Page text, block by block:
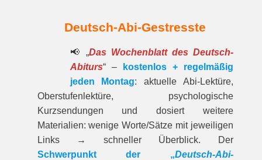
Deutsch-Abi-Gestresste
📢 „Das Wochenblatt des Deutsch-
Abiturs“ –
kostenlos + regelmäßig
jeden Montag: aktuelle Abi-Lektüre,
Oberstufenlektüre, psychologische
Kurzsendungen und dosiert weitere
Materialien: wenige Worte/Sätze mit jeweiligen
Links → schneller Überblick. Der
Schwerpunkt der „Deutsch-Abi-